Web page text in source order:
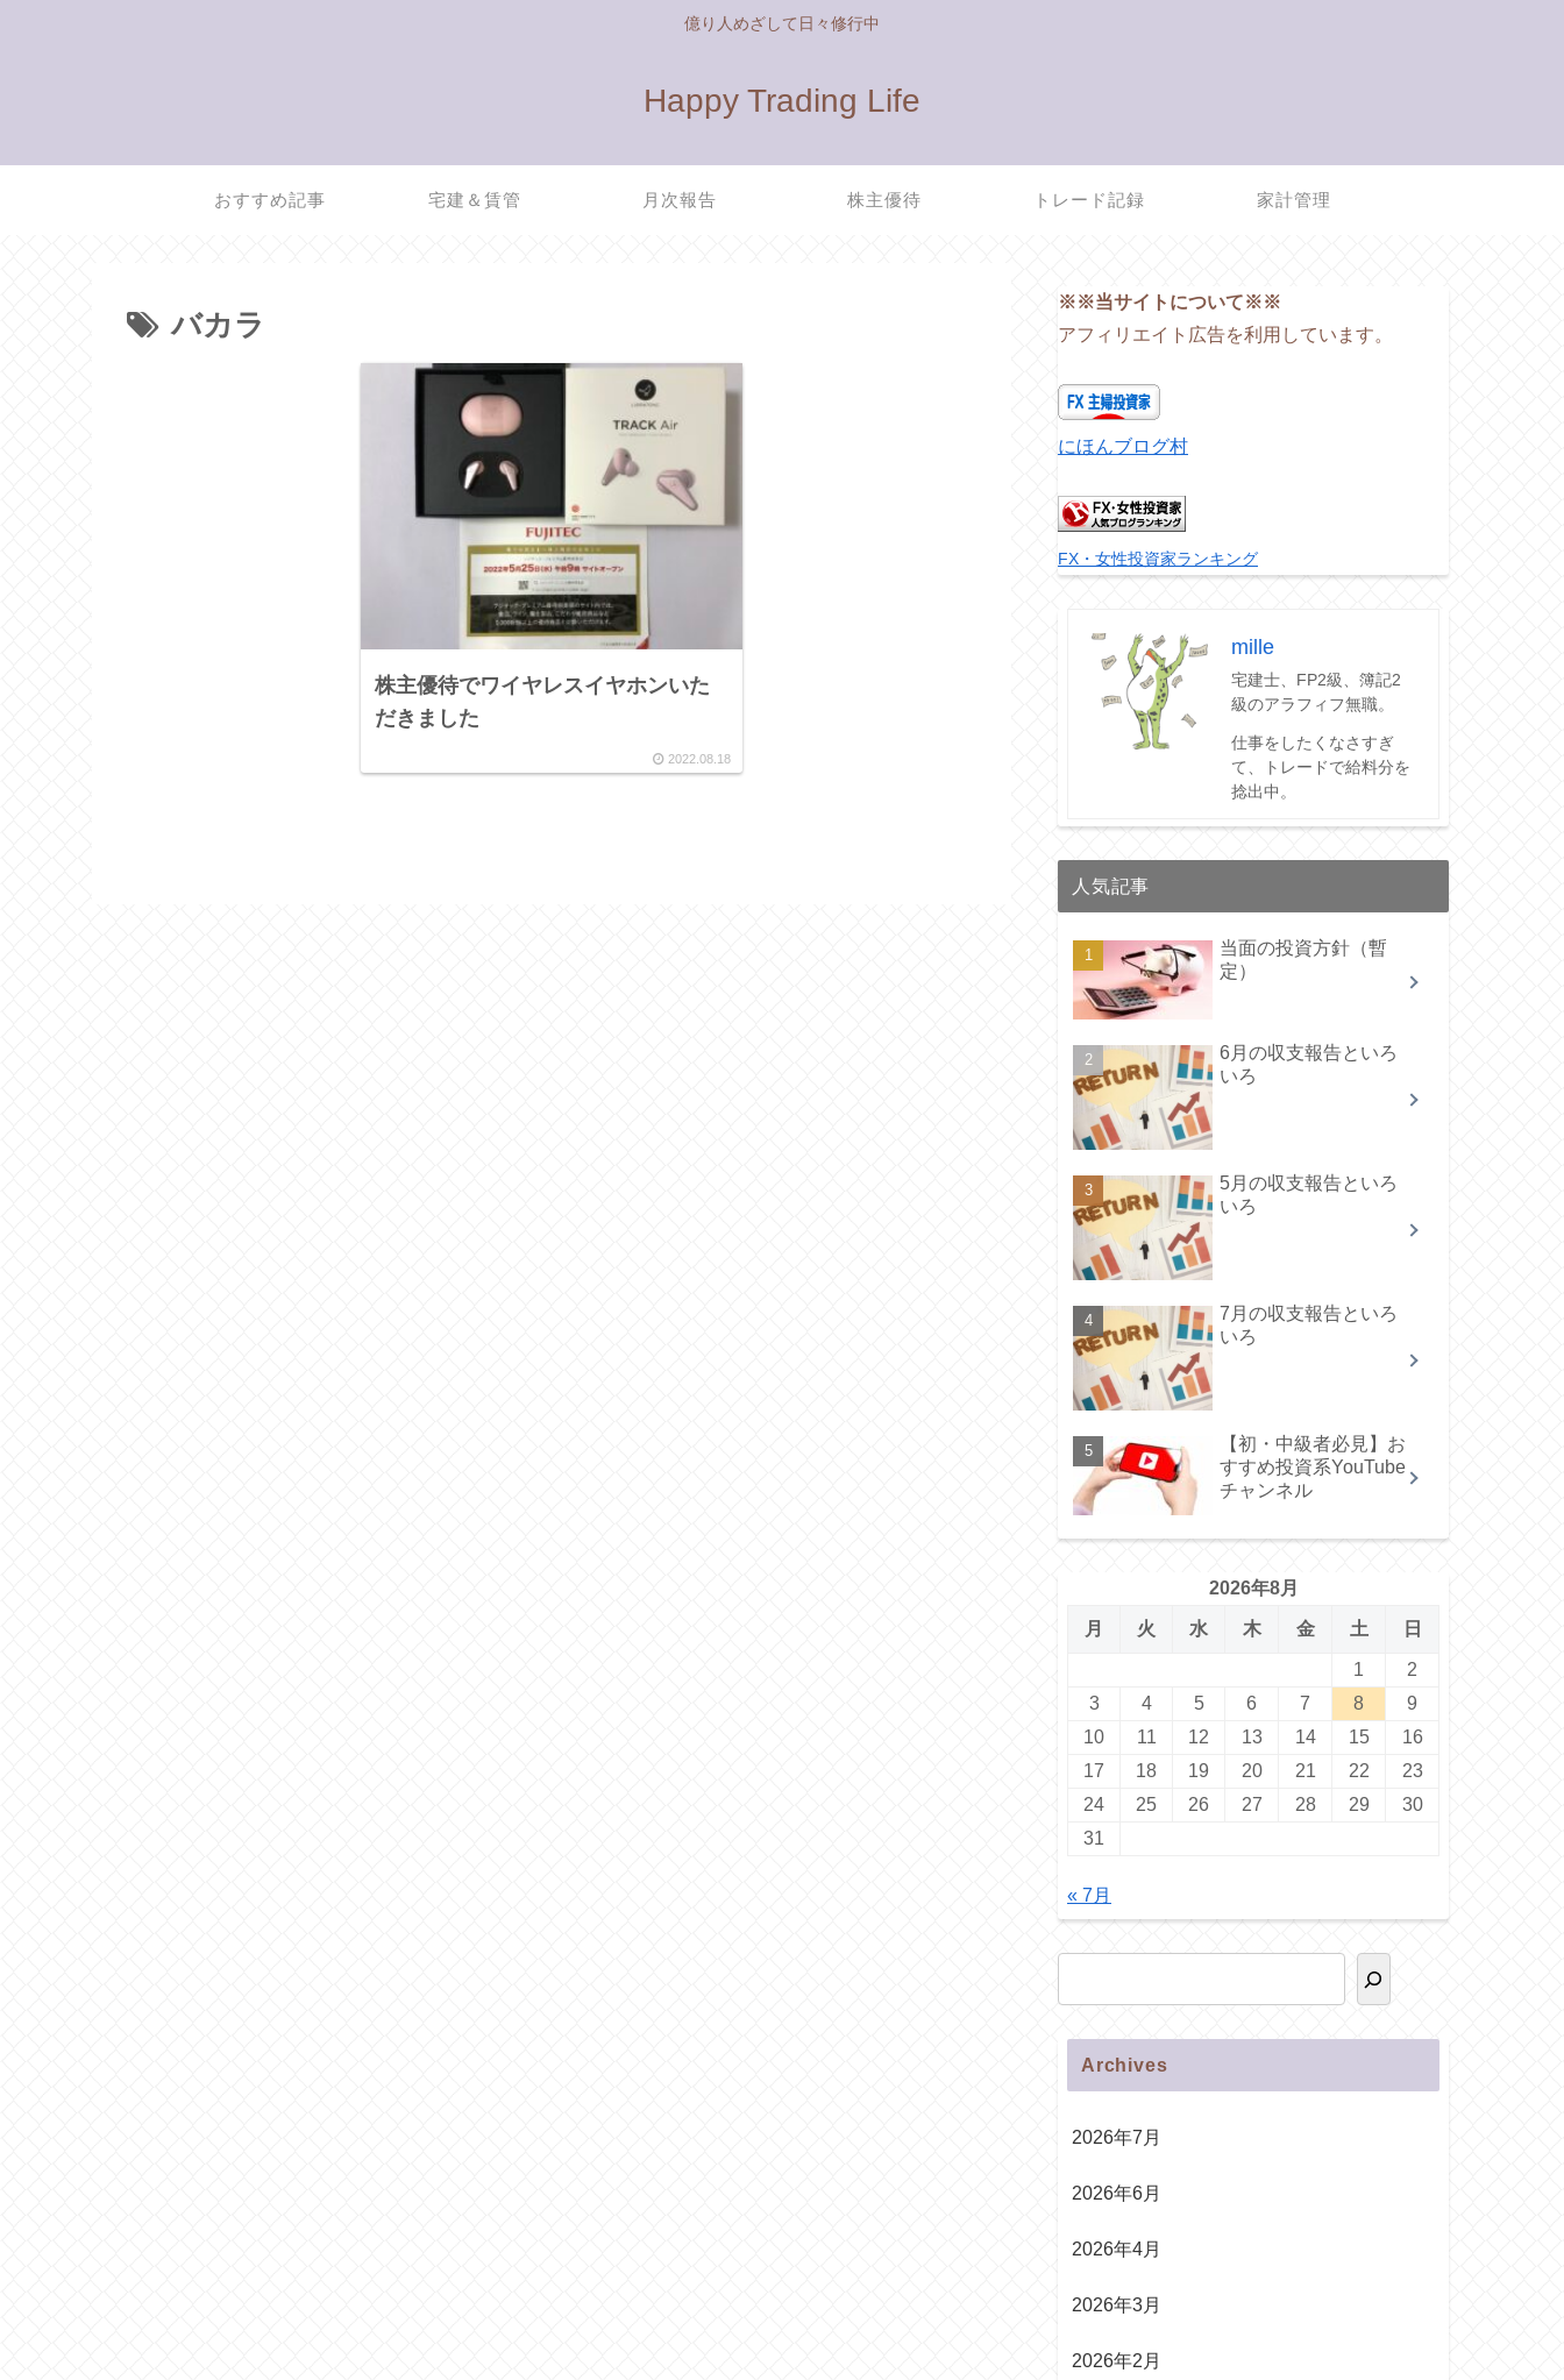
億り人めざして日々修行中
Happy Trading Life
おすすめ記事 宅建＆賃管 月次報告 株主優待 トレード記録 家計管理
バカラ
株主優待でワイヤレスイヤホンいた
だきました
2022.08.18
※※当サイトについて※※
アフィリエイト広告を利用しています。
にほんブログ村
FX・女性投資家ランキング
mille
宅建士、FP2級、簿記2
級のアラフィフ無職。
仕事をしたくなさすぎ
て、トレードで給料分を
捻出中。
人気記事
当面の投資方針（暫
定）
6月の収支報告といろ
いろ
5月の収支報告といろ
いろ
7月の収支報告といろ
いろ
【初・中級者必見】お
すすめ投資系YouTube
チャンネル
2026年8月
月 火 水 木 金 土 日
1
2
3
4 5 6 7 8
9
10
11 12 13 14 15
16
17
18 19 20 21 22
23
24
25 26 27 28 29
30
31
« 7月
Archives
2026年7月
2026年6月
2026年4月
2026年3月
2026年2月